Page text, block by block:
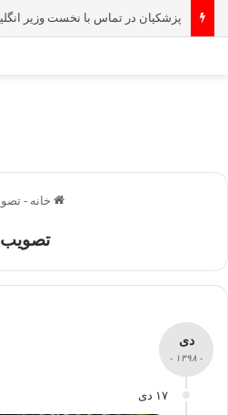
خانه -
تصویب
دی
- ۱۳۹۸ -
۱۷ دی